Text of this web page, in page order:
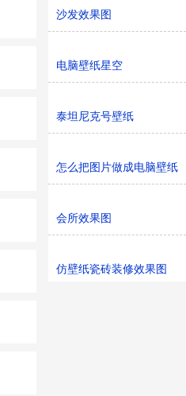
沙发效果图
电脑壁纸星空
泰坦尼克号壁纸
怎么把图片做成电脑壁纸
会所效果图
仿壁纸瓷砖装修效果图